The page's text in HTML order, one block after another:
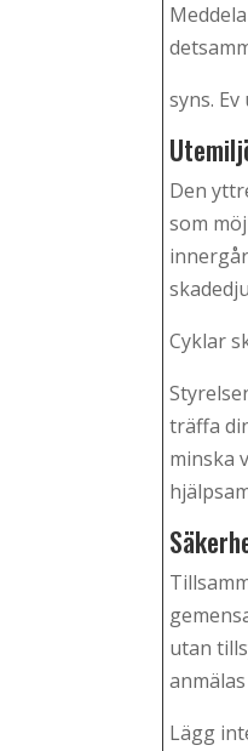
syns.
Den
som
Cyklar
träffa
minska
utan
Lägg